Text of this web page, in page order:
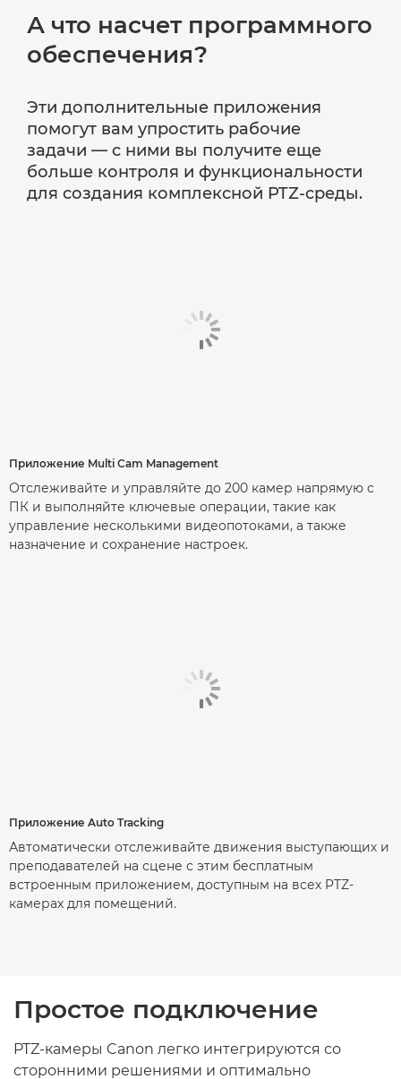
А что насчет программного
обеспечения?
Эти дополнительные приложения
помогут вам упростить рабочие
задачи — с ними вы получите еще
больше контроля и функциональности
для создания комплексной PTZ-среды.
Приложение Multi Cam Management
Отслеживайте и управляйте до 200 камер напрямую с
ПК и выполняйте ключевые операции, такие как
управление несколькими видеопотоками, а также
назначение и сохранение настроек.
Приложение Auto Tracking
Автоматически отслеживайте движения выступающих и
преподавателей на сцене с этим бесплатным
встроенным приложением, доступным на всех PTZ-
камерах для помещений.
Простое подключение
PTZ-камеры Canon легко интегрируются со
сторонними решениями и оптимально